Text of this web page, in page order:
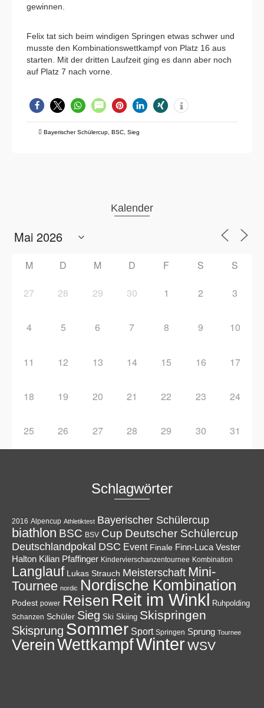
gewinnen.
Felix tat sich beim windigen Springen etwas schwer und
musste den Kombinationswettkampf von Platz 16 aus
starten. Mit der dritten Laufzeit ging es dann aber noch
auf Platz 7 nach vorne.
Bayerischer Schülercup BSC Sieg
Kalender
M D M D F S S
27 28 29 30 1 2 3
4 5 6 7 8 9 10
11 12 13 14 15 16 17
18 19 20 21 22 23 24
25 26 27 28 29 30 31
Schlagwörter
2016 Alpencup Athletiktest Bayerischer Schülercup
biathlon BSC BSV Cup Deutscher Schülercup
Deutschlandpokal DSC Event Finale Finn-Luca Vester
Halton Kilian Pfaffinger Kindervierschanzentournee Kombination
Langlauf Lukas Strauch Meisterschaft Mini-
Tournee nordic Nordische Kombination
Podest power Reisen Reit im Winkl Ruhpolding
Schanzen Schüler Sieg Ski Skiing Skispringen
Skisprung Sommer Sport Springen Sprung Tournee
VereinWettkampfWinterWSV